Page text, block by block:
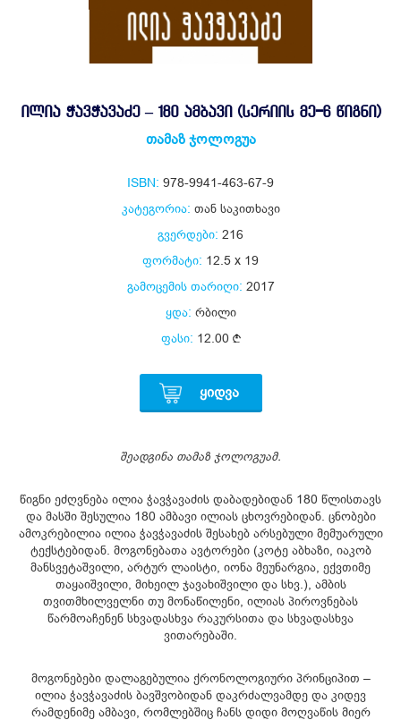
ᲘᲚᲘᲐ ᲭᲐᲕᲭᲐᲕᲐᲫᲔ – 180 ᲐᲛᲑᲐᲕᲘ (ᲡᲔᲠᲘᲘᲡ ᲛᲔ-6 ᲬᲘᲒᲜᲘ)
თამაზ ჯოლოგუა
ISBN: 978-9941-463-67-9
კატეგორია: თან საკითხავი
გვერდები: 216
ფორმატი: 12.5 x 19
გამოცემის თარიღი: 2017
ყდა: რბილი
ფასი: 12.00
ᲧᲘᲓᲕᲐ
შეადგინა თამაზ ჯოლოგუამ.
წიგნი ეძღვნება ილია ჭავჭავაძის დაბადებიდან 180 წლისთავს
და მასში შესულია 180 ამბავი ილიას ცხოვრებიდან. ცნობები
ამოკრებილია ილია ჭავჭავაძის შესახებ არსებული მემუარული
ტექსტებიდან. მოგონებათა ავტორები (კოტე აბხაზი, იაკობ
მანსვეტაშვილი, არტურ ლაისტი, იონა მეუნარგია, ექვთიმე
თაყაიშვილი, მიხეილ ჯავახიშვილი და სხვ.), ამბის
თვითმხილველნი თუ მონაწილენი, ილიას პიროვნებას
წარმოაჩენენ სხვადასხვა რაკურსითა და სხვადასხვა
ვითარებაში.
მოგონებები დალაგებულია ქრონოლოგიური პრინციპით –
ილია ჭავჭავაძის ბავშვობიდან დაკრძალვამდე და კიდევ
რამდენიმე ამბავი, რომლებშიც ჩანს დიდი მოღვაწის მიერ